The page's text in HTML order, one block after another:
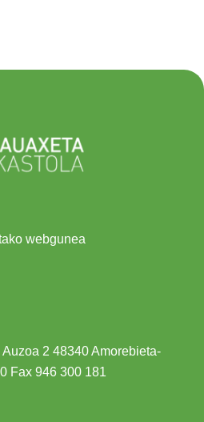
webgunea
Auzoa 2 48340 Amorebieta-
Fax 946 300 181